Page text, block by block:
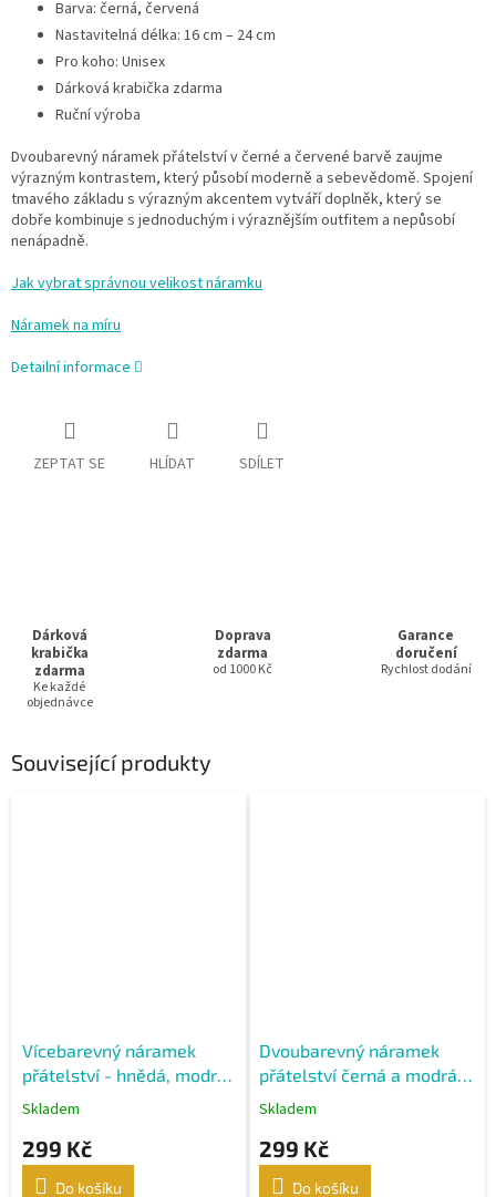
Barva: černá, červená
Nastavitelná délka: 16 cm – 24 cm
Pro koho: Unisex
Dárková krabička zdarma
Ruční výroba
Dvoubarevný náramek přátelství v černé a červené barvě zaujme
výrazným kontrastem, který působí moderně a sebevědomě. Spojení
tmavého základu s výrazným akcentem vytváří doplněk, který se
dobře kombinuje s jednoduchým i výraznějším outfitem a nepůsobí
nenápadně.
Jak vybrat správnou velikost náramku
Náramek na míru
Detailní informace
ZEPTAT SE HLÍDAT SDÍLET
Dárková
krabička
zdarma
Ke každé
objednávce
Doprava
zdarma
od 1000 Kč
Garance
doručení
Rychlost dodání
Související produkty
Vícebarevný náramek
přátelství - hnědá, modrá,
bílá
Skladem
299 Kč
Do košíku
Dvoubarevný náramek
přátelství černá a modrá –
symbol věrného přátelství
Skladem
299 Kč
Do košíku